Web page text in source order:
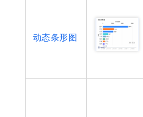
动态条形图